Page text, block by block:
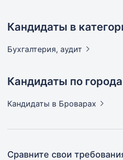
Кандидаты в
Бухгалтерия, аудит
Кандидаты по
Кандидаты в Броварах
Сравните свои